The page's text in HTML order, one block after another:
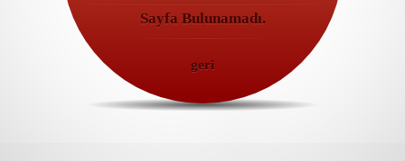
Sayfa Bulunamadı.
geri